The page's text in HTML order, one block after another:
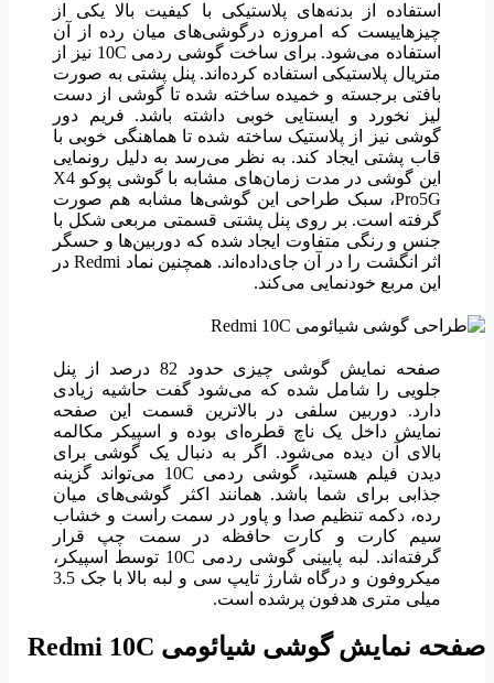
استفاده از بدنه‌های پلاستیکی با کیفیت بالا یکی از
چیزهاییست که امروزه درگوشی‌های میان رده از آن
استفاده می‌شود. برای ساخت گوشی ردمی 10C نیز از
متریال پلاستیکی استفاده کرده‌اند. پنل پشتی به صورت
بافتی برجسته و خمیده ساخته شده تا گوشی از دست
لیز نخورد و ایستایی خوبی داشته باشد. فریم دور
گوشی نیز از پلاستیک ساخته شده تا هماهنگی خوبی با
قاب پشتی ایجاد کند. به نظر می‌رسد به دلیل رونمایی
این گوشی در مدت زمان‌های مشابه با گوشی پوکو X4
Pro5G، سبک طراحی این گوشی‌ها مشابه هم صورت
گرفته است. بر روی پنل پشتی قسمتی مربعی شکل با
جنس و رنگی متفاوت ایجاد شده که دوربین‌ها و حسگر
اثر انگشت را در آن جای‌داده‌اند. همچنین نماد Redmi در
این مربع خودنمایی می‌کند.
صفحه نمایش گوشی چیزی حدود 82 درصد از پنل
جلویی را شامل شده که می‌شود گفت حاشیه زیادی
دارد. دوربین سلفی در بالاترین قسمت این صفحه
نمایش داخل یک ناچ قطره‌ای بوده و اسپیکر مکالمه
بالای آن دیده می‌شود. اگر به دنبال یک گوشی برای
دیدن فیلم هستید، گوشی ردمی 10C می‌تواند گزینه
جذابی برای شما باشد.همانند اکثر گوشی‌های میان
رده، دکمه تنظیم صدا و پاور در سمت راست و خشاب
سیم کارت و کارت حافظه در سمت چپ قرار
گرفته‌اند. لبه پایینی گوشی ردمی 10C توسط اسپیکر،
میکروفون و درگاه شارژ تایپ سی و لبه بالا با جک 3.5
میلی متری هدفون پرشده است.
صفحه نمایش گوشی شیائومی Redmi 10C